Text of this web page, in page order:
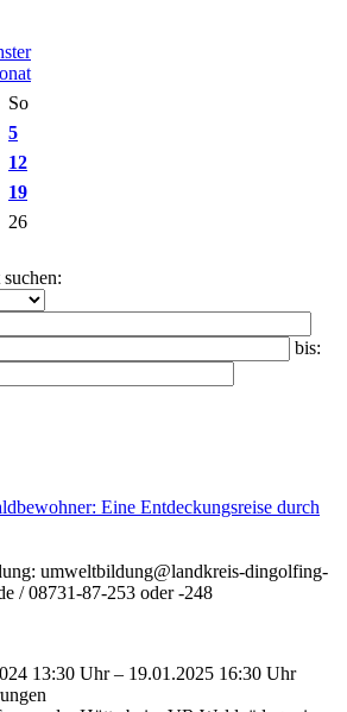
So
5
12
19
26
bis:
Eine Entdeckungsreise durch
umweltbildung@landkreis-dingolfing-
/ 08731-87-253 oder -248
13:30 Uhr– 19.01.2025 16:30 Uhr